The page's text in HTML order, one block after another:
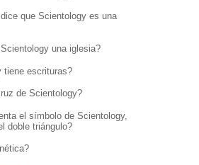
que Scientology es una
una iglesia?
tiene escrituras?
de Scientology?
el símbolo de Scientology,
doble triángulo?